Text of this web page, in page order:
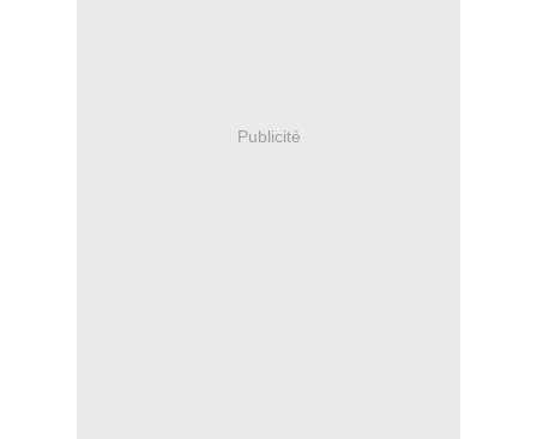
Publicité